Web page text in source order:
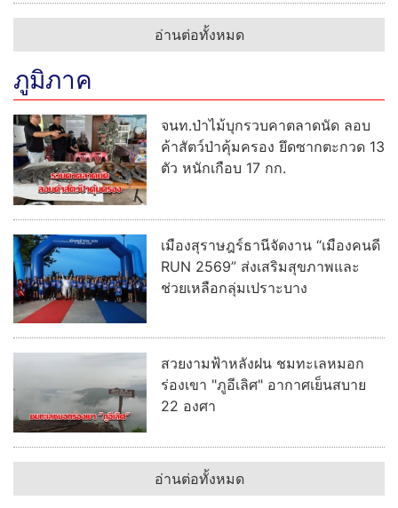
อ่านต่อทั้งหมด
ภูมิภาค
จนท.ป่าไม้บุกรวบคาตลาดนัด ลอบ
ค้าสัตว์ป่าคุ้มครอง ยึดซากตะกวด 13
ตัว หนักเกือบ 17 กก.
เมืองสุราษฎร์ธานีจัดงาน “เมืองคนดี
RUN 2569” ส่งเสริมสุขภาพและ
ช่วยเหลือกลุ่มเปราะบาง
สวยงามฟ้าหลังฝน ชมทะเลหมอก
ร่องเขา "ภูอีเลิศ" อากาศเย็นสบาย
22 องศา
อ่านต่อทั้งหมด